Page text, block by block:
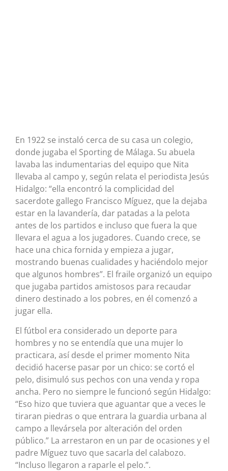
En 1922 se instaló cerca de su casa un colegio,
donde jugaba el Sporting de Málaga. Su abuela
lavaba las indumentarias del equipo que Nita
llevaba al campo y, según relata el periodista Jesús
Hidalgo: “ella encontró la complicidad del
sacerdote gallego Francisco Míguez, que la dejaba
estar en la lavandería, dar patadas a la pelota
antes de los partidos e incluso que fuera la que
llevara el agua a los jugadores. Cuando crece, se
hace una chica fornida y empieza a jugar,
mostrando buenas cualidades y haciéndolo mejor
que algunos hombres”. El fraile organizó un equipo
que jugaba partidos amistosos para recaudar
dinero destinado a los pobres, en él comenzó a
jugar ella.
El fútbol era considerado un deporte para
hombres y no se entendía que una mujer lo
practicara, así desde el primer momento Nita
decidió hacerse pasar por un chico: se cortó el
pelo, disimuló sus pechos con una venda y ropa
ancha. Pero no siempre le funcionó según Hidalgo:
“Eso hizo que tuviera que aguantar que a veces le
tiraran piedras o que entrara la guardia urbana al
campo a llevársela por alteración del orden
público.” La arrestaron en un par de ocasiones y el
padre Míguez tuvo que sacarla del calabozo.
“Incluso llegaron a raparle el pelo.”.